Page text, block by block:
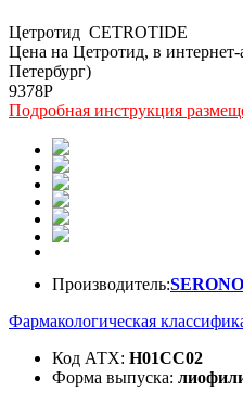
Цетротид CETROTIDE
Цена на Цетротид, в
Петербург)
9378P
Подробная инструкция
Производитель:
Фармакологическая
Код АТХ: Н01СС02
Форма выпуска: